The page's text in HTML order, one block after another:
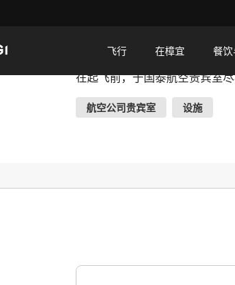
飞行 在樟宜 餐
国泰航空贵宾室
在起飞前，于国泰航空贵宾室
航空公司贵宾室 设施